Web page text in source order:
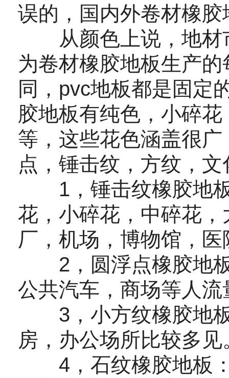
误的，国内外卷材橡
从颜色上说，地材
为卷材橡胶地板生产
同，pvc地板都是固定
胶地板有纯色，小碎
等，这些花色涵盖很
点，锤击纹，方纹，
1，锤击纹橡胶地板
花，小碎花，中碎花
厂，机场，博物馆，
2，圆浮点橡胶地板
公共汽车，商场等人
3，小方纹橡胶地板
房，办公场所比较多见
4，石纹橡胶地板：